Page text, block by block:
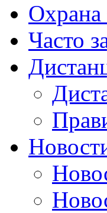
Охрана
Часто